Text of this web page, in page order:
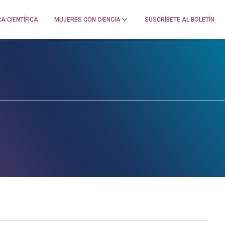
CIENTÍFICA MUJERES CON CIENCIA SUSCRÍBETE AL BOLETÍN